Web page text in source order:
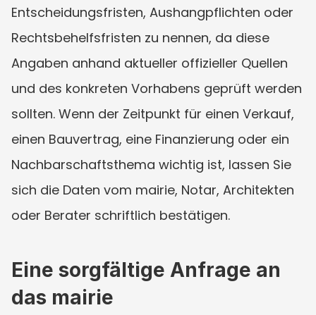
Entscheidungsfristen, Aushangpflichten oder
Rechtsbehelfsfristen zu nennen, da diese
Angaben anhand aktueller offizieller Quellen
und des konkreten Vorhabens geprüft werden
sollten. Wenn der Zeitpunkt für einen Verkauf,
einen Bauvertrag, eine Finanzierung oder ein
Nachbarschaftsthema wichtig ist, lassen Sie
sich die Daten vom mairie, Notar, Architekten
oder Berater schriftlich bestätigen.
Eine sorgfältige Anfrage an
das mairie